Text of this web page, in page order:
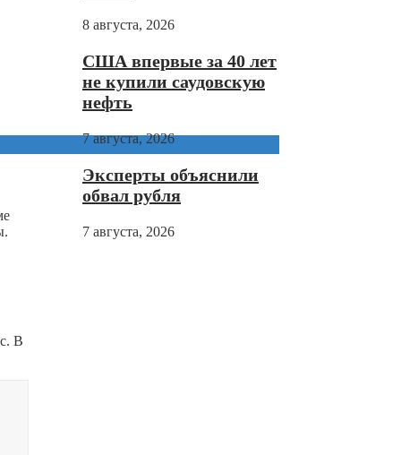
В
8 августа, 2026
США впервые за 40 лет
не купили саудовскую
нефть
7 августа, 2026
Эксперты объяснили
обвал рубля
7 августа, 2026